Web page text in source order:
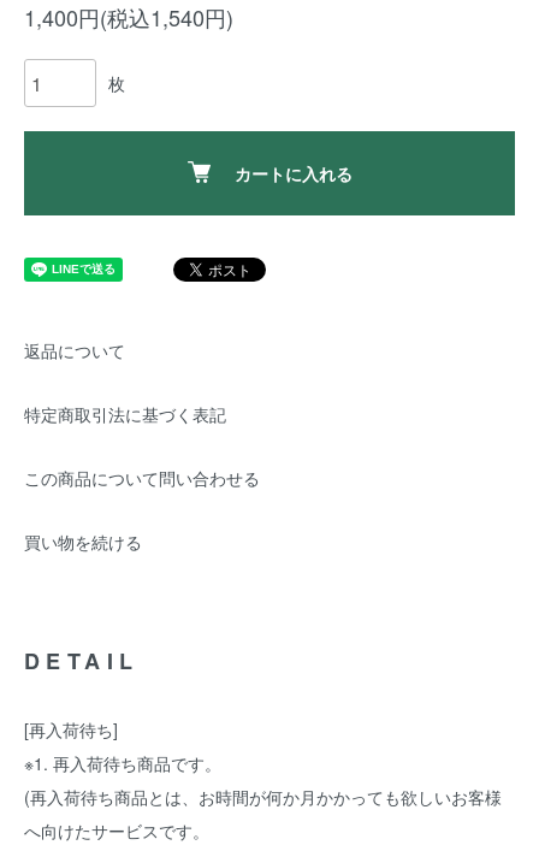
1,400円(税込1,540円)
枚
カートに入れる
返品について
特定商取引法に基づく表記
この商品について問い合わせる
買い物を続ける
DETAIL
[再入荷待ち]
※1. 再入荷待ち商品です。
(再入荷待ち商品とは、お時間が何か月かかっても欲しいお客様
へ向けたサービスです。